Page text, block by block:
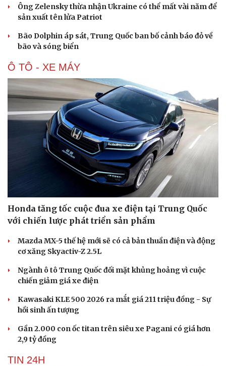
Ông Zelensky thừa nhận Ukraine có thể mất vài năm để
sản xuất tên lửa Patriot
Bão Dolphin áp sát, Trung Quốc ban bố cảnh báo đỏ về
bão và sóng biển
Ô TÔ - XE MÁY
Honda tăng tốc cuộc đua xe điện tại Trung Quốc
với chiến lược phát triển sản phẩm
Mazda MX-5 thế hệ mới sẽ có cả bản thuần điện và động
cơ xăng Skyactiv-Z 2.5L
Ngành ô tô Trung Quốc đối mặt khủng hoảng vì cuộc
chiến giảm giá xe điện
Kawasaki KLE 500 2026 ra mắt giá 211 triệu đồng - Sự
hồi sinh ấn tượng
Gần 2.000 con ốc titan trên siêu xe Pagani có giá hơn
2,9 tỷ đồng
TIN 24H